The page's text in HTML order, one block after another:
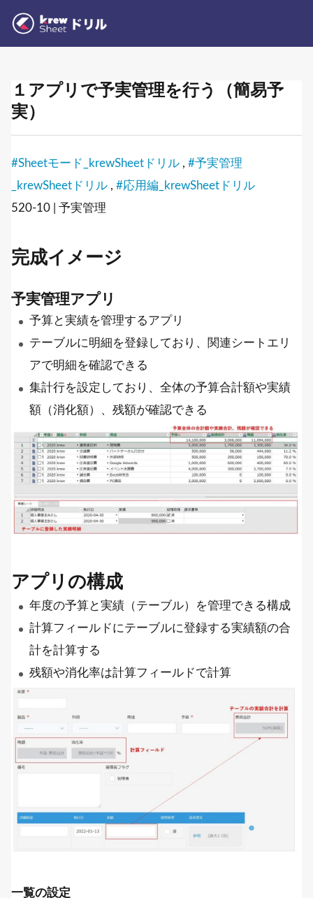
１アプリで予実管理を行う（簡易予
実）
#Sheetモード_krewSheetドリル , #予実管理
_krewSheetドリル , #応用編_krewSheetドリル
520-10 | 予実管理
完成イメージ
予実管理アプリ
予算と実績を管理するアプリ
テーブルに明細を登録しており、関連シートエリ
アで明細を確認できる
集計行を設定しており、全体の予算合計額や実績
額（消化額）、残額が確認できる
アプリの構成
年度の予算と実績（テーブル）を管理できる構成
計算フィールドにテーブルに登録する実績額の合
計を計算する
残額や消化率は計算フィールドで計算
一覧の設定